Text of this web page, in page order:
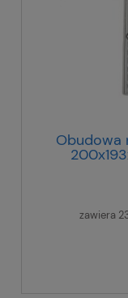
Obudowa
zawiera